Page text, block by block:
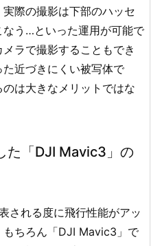
際の撮影は下部のハッセ
う…といった運用が可能で
ラで撮影することもでき
近づきにくい被写体で
は大きなメリットではな
「DJI Mavic3」の
される度に飛行性能がアッ
もちろん「DJI Mavic3」で